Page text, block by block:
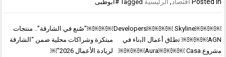
Tagged #ابوظبى
تصفّح
المقالات
￼￼￼￼”صُنع في الشارقة”.. منتجات
مبتكرة وشراكات محلية ضمن “الشارقة
لريادة الأعمال 2026″￼
Developers￼￼￼￼ Skyline￼￼￼￼
AGN￼￼￼￼ ﺗطﻠق أﻋﻣﺎل اﻟﺑﻧﺎء ﻓﻲ
ﻣﺷروع Aura￼￼￼￼ Casa￼￼￼￼